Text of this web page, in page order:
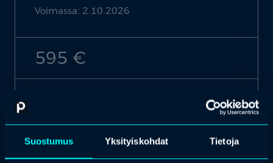
Suostumus Yksityiskohdat Tietoja
Voimassa: 2.10.2026
595 €
arrow_forward